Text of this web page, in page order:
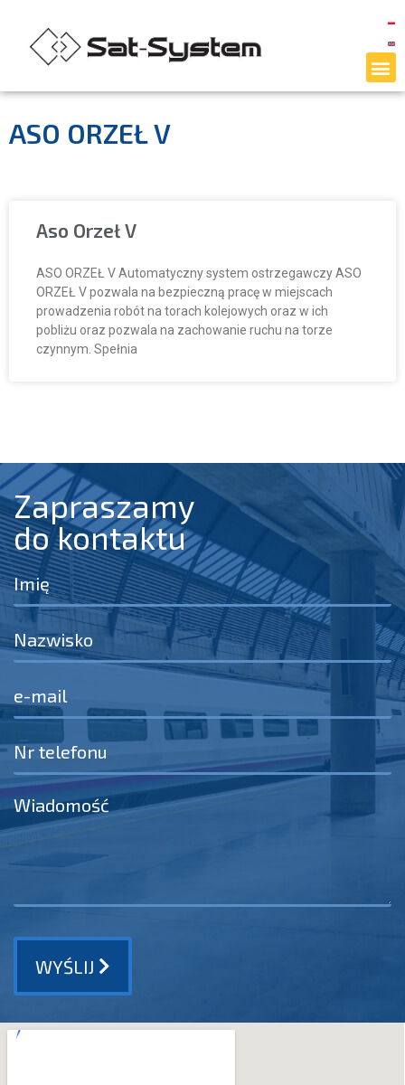
ASO ORZEŁ V
Aso Orzeł V
ASO ORZEŁ V Automatyczny system ostrzegawczy ASO
ORZEŁ V pozwala na bezpieczną pracę w miejscach
prowadzenia robót na torach kolejowych oraz w ich
pobliżu oraz pozwala na zachowanie ruchu na torze
czynnym. Spełnia
Zapraszamy
do kontaktu
WYŚLIJ